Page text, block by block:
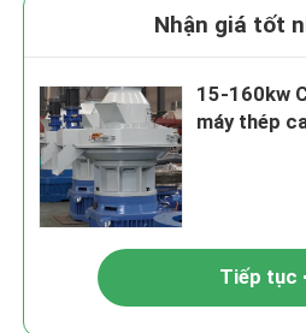
Nhận giá tốt
15-160kw
máy thép
Tiếp tục